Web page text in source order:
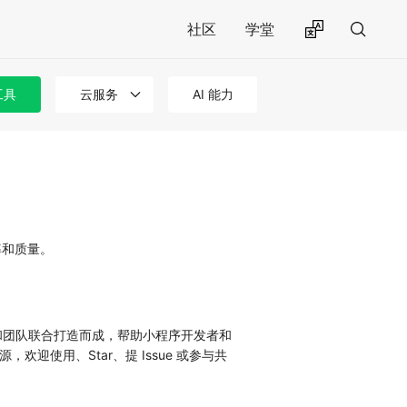
社区 学堂
具 云服务 AI 能力
质量。
队联合打造而成，帮助小程序开发者和
，欢迎使用、Star、提 Issue 或参与共